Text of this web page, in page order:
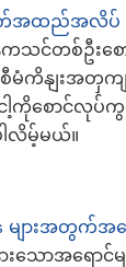
တွက်အထည်အလိ
န်ကသင်တစ်
ကိနျးအတှကျ
စောင်လုပ်ကွ
လိမ့်မယ်။
းအတွက်အရော
ောအရောင်မ